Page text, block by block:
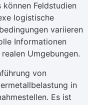
Feldstudien
logistische
variieren
Informationen
Umgebungen.
von
in
Es ist